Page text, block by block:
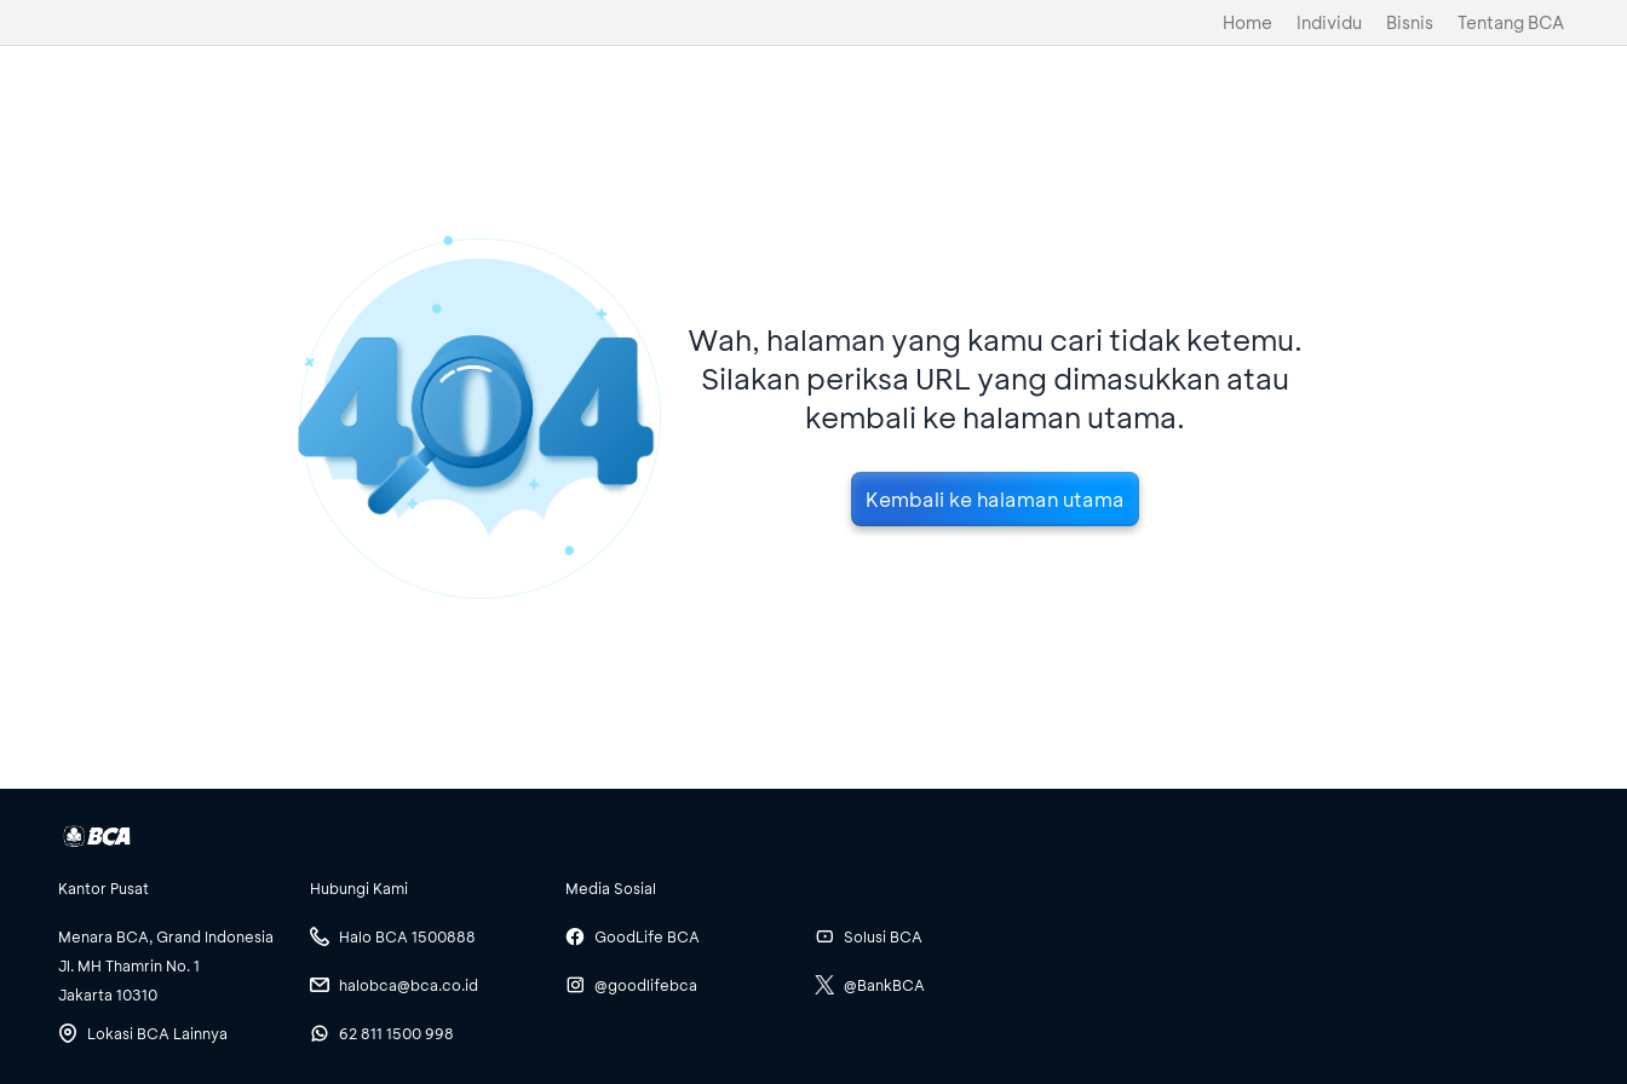
Home Individu Bisnis Tentang BCA
Wah, halaman yang kamu cari tidak ketemu.
Silakan periksa URL yang dimasukkan atau
kembali ke halaman utama.
Kembali ke halaman utama
Kantor Pusat
Menara BCA, Grand Indonesia
Jl. MH Thamrin No. 1
Jakarta 10310
Lokasi BCA Lainnya
Hubungi Kami
Halo BCA 1500888
halobca@bca.co.id
62 811 1500 998
Media Sosial
GoodLife BCA
@goodlifebca
Solusi BCA
@BankBCA